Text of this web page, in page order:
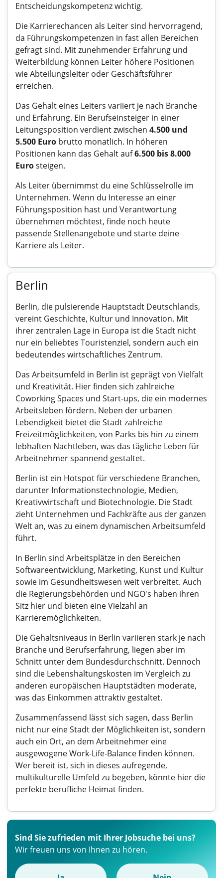
Entscheidungskompetenz wichtig.
Die Karrierechancen als Leiter sind hervorragend,
da Führungskompetenzen in fast allen Bereichen
gefragt sind. Mit zunehmender Erfahrung und
Weiterbildung können Leiter höhere Positionen
wie Abteilungsleiter oder Geschäftsführer
erreichen.
Das Gehalt eines Leiters variiert je nach Branche
und Erfahrung. Ein Berufseinsteiger in einer
Leitungsposition verdient zwischen 4.500 und
5.500 Euro brutto monatlich. In höheren
Positionen kann das Gehalt auf6.500 bis 8.000
Eurosteigen.
Als Leiter übernimmst du eine Schlüsselrolle im
Unternehmen. Wenn du Interesse an einer
Führungsposition hast und Verantwortung
übernehmen möchtest, finde noch heute
passende Stellenangebote und starte deine
Karriere als Leiter.
Berlin
Berlin, die pulsierende Hauptstadt Deutschlands,
vereint Geschichte, Kultur und Innovation. Mit
ihrer zentralen Lage in Europa ist die Stadt nicht
nur ein beliebtes Touristenziel, sondern auch ein
bedeutendes wirtschaftliches Zentrum.
Das Arbeitsumfeld in Berlin ist geprägt von Vielfalt
und Kreativität. Hier finden sich zahlreiche
Coworking Spaces und Start-ups, die ein modernes
Arbeitsleben fördern. Neben der urbanen
Lebendigkeit bietet die Stadt zahlreiche
Freizeitmöglichkeiten, von Parks bis hin zu einem
lebhaften Nachtleben, was das tägliche Leben für
Arbeitnehmer spannend gestaltet.
Berlin ist ein Hotspot für verschiedene Branchen,
darunter Informationstechnologie, Medien,
Kreativwirtschaft und Biotechnologie. Die Stadt
zieht Unternehmen und Fachkräfte aus der ganzen
Welt an, was zu einem dynamischen Arbeitsumfeld
führt.
In Berlin sind Arbeitsplätze in den Bereichen
Softwareentwicklung, Marketing, Kunst und Kultur
sowie im Gesundheitswesen weit verbreitet. Auch
die Regierungsbehörden und NGO's haben ihren
Sitz hier und bieten eine Vielzahl an
Karrieremöglichkeiten.
Die Gehaltsniveaus in Berlin variieren stark je nach
Branche und Berufserfahrung, liegen aber im
Schnitt unter dem Bundesdurchschnitt. Dennoch
sind die Lebenshaltungskosten im Vergleich zu
anderen europäischen Hauptstädten moderate,
was das Einkommen attraktiv gestaltet.
Zusammenfassend lässt sich sagen, dass Berlin
nicht nur eine Stadt der Möglichkeiten ist, sondern
auch ein Ort, an dem Arbeitnehmer eine
ausgewogene Work-Life-Balance finden können.
Wer bereit ist, sich in dieses aufregende,
multikulturelle Umfeld zu begeben, könnte hier die
perfekte berufliche Heimat finden.
Sind Sie zufrieden mit Ihrer Jobsuche bei uns?
Wir freuen uns von Ihnen zu hören.